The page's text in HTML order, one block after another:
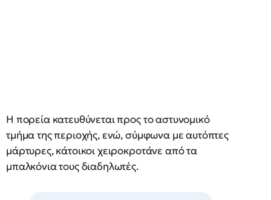
Η πορεία κατευθύνεται προς το αστυνομικό
τμήμα της περιοχής, ενώ, σύμφωνα με αυτόπτες
μάρτυρες, κάτοικοι χειροκροτάνε από τα
μπαλκόνια τους διαδηλωτές.